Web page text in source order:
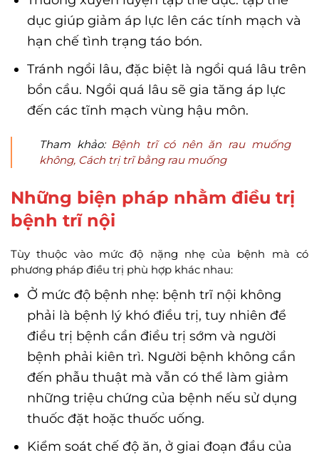
dục giúp giảm áp lực lên các tính mạch và
hạn chế tình trạng táo bón.
Tránh ngồi lâu, đặc biệt là ngồi quá lâu trên
bồn cầu. Ngồi quá lâu sẽ gia tăng áp lực
đến các tĩnh mạch vùng hậu môn.
Tham khảo: Bệnh trĩ có nên ăn rau muống
không, Cách trị trĩ bằng rau muống
Những biện pháp nhằm điều trị
bệnh trĩ nội
Tùy thuộc vào mức độ nặng nhẹ của bệnh mà có
phương pháp điều trị phù hợp khác nhau:
Ở mức độ bệnh nhẹ: bệnh trĩ nội không
phải là bệnh lý khó điều trị, tuy nhiên để
điều trị bệnh cần điều trị sớm và người
bệnh phải kiên trì. Người bệnh không cần
đến phẫu thuật mà vẫn có thể làm giảm
những triệu chứng của bệnh nếu sử dụng
thuốc đặt hoặc thuốc uống.
Kiểm soát chế độ ăn, ở giai đoạn đầu của